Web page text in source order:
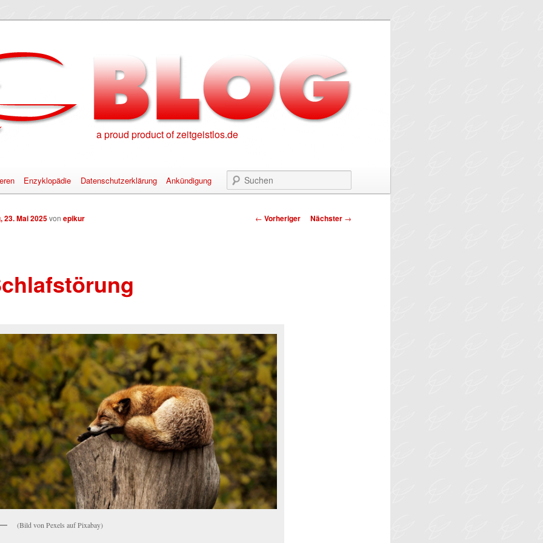
a proud product of zeitgeistlos.de
springen
springen
Enzyklopädie Datenschutzerklärung Ankündigung
Beitragsnavigation
← Vorheriger Nächster →
23. Mai 2025von epikur
(Bild von Pexels auf Pixabay)